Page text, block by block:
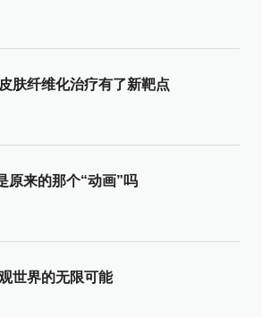
肤纤维化治疗有了新靶点
原来的那个“动画”吗
世界的无限可能